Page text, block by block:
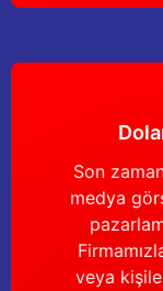
Son
medya
veya